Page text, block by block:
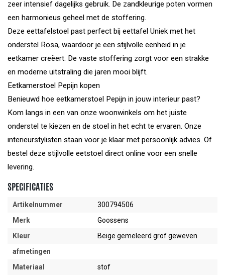
zeer intensief dagelijks gebruik. De zandkleurige poten vormen
een harmonieus geheel met de stoffering.
Deze eettafelstoel past perfect bij eettafel Uniek met het
onderstel Rosa, waardoor je een stijlvolle eenheid in je
eetkamer creëert. De vaste stoffering zorgt voor een strakke
en moderne uitstraling die jaren mooi blijft.
Eetkamerstoel Pepijn kopen
Benieuwd hoe eetkamerstoel Pepijn in jouw interieur past?
Kom langs in een van onze woonwinkels om het juiste
onderstel te kiezen en de stoel in het echt te ervaren. Onze
interieurstylisten staan voor je klaar met persoonlijk advies. Of
bestel deze stijlvolle eetstoel direct online voor een snelle
levering.
SPECIFICATIES
Artikelnummer
300794506
Merk
Goossens
Kleur
Beige gemeleerd grof geweven
afmetingen
Materiaal
stof